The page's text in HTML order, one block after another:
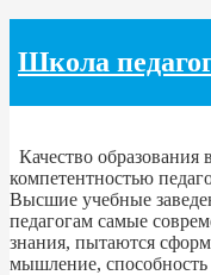
Школа
Качество образования
компетентностью
Высшие учебные
педагогам самые
знания, пытаются
мышление,